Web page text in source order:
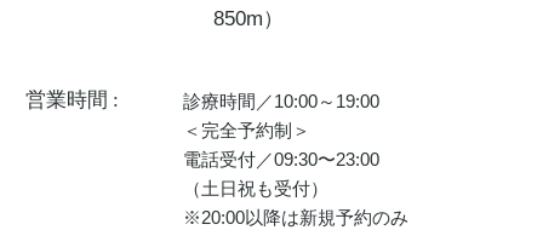
850m）
営業時間 :
診療時間／10:00～19:00
＜完全予約制＞
電話受付／09:30〜23:00
（土日祝も受付）
※20:00以降は新規予約のみ